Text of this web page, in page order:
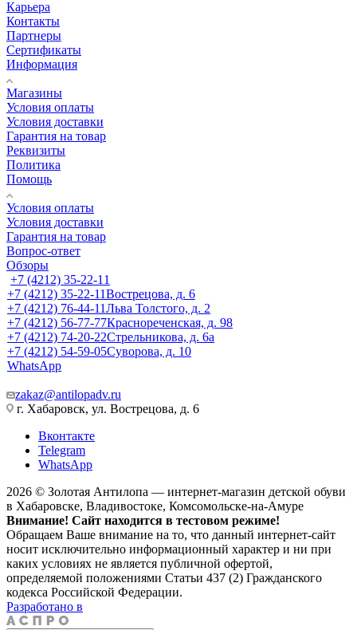
Карьера
Контакты
Партнеры
Сертификаты
Информация
Магазины
Условия оплаты
Условия доставки
Гарантия на товар
Реквизиты
Политика
Помощь
Условия оплаты
Условия доставки
Гарантия на товар
Вопрос-ответ
Обзоры
+7 (4212) 35-22-11
+7 (4212) 35-22-11Вострецова, д. 6
+7 (4212) 76-44-11Льва Толстого, д. 2
+7 (4212) 56-77-77Краснореченская, д. 98
+7 (4212) 74-20-22Стрельникова, д. 6а
+7 (4212) 54-59-05Суворова, д. 10
WhatsApp
zakaz@antilopadv.ru
г. Хабаровск, ул. Вострецова, д. 6
Вконтакте
Telegram
WhatsApp
2026 © Золотая Антилопа — интернет-магазин детской обуви
в Хабаровске, Владивостоке, Комсомольске-на-Амуре
Внимание! Сайт находится в тестовом режиме!
Обращаем Ваше внимание на то, что данный интернет-сайт
носит исключительно информационный характер и ни при
каких условиях не является публичной офертой,
определяемой положениями Статьи 437 (2) Гражданского
кодекса Российской Федерации.
Разработано в